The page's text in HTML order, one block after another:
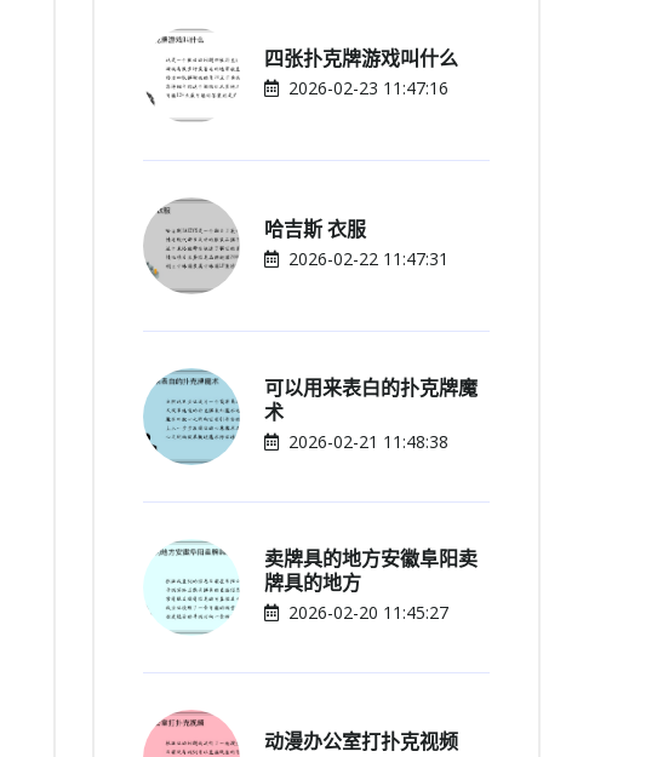
四张扑克牌游戏叫什么
2026-02-23 11:47:16
哈吉斯 衣服
2026-02-22 11:47:31
可以用来表白的扑克牌魔
术
2026-02-21 11:48:38
卖牌具的地方安徽阜阳卖
牌具的地方
2026-02-20 11:45:27
动漫办公室打扑克视频